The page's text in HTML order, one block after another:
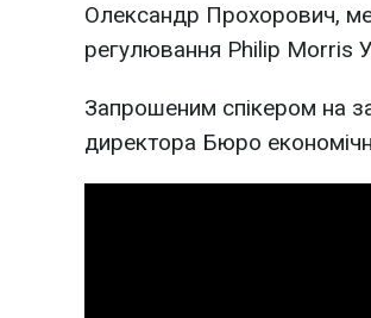
Олександр Прохорович,
регулювання Philip Morris
Запрошеним спікером на
директора Бюро